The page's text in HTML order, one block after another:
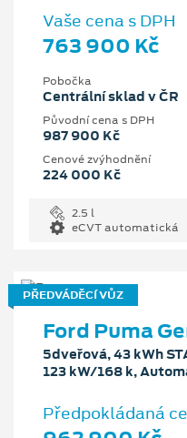
Vaše cena s DPH
763 900 Kč
Pobočka
Centrální sklad v ČR
Původní cena s DPH
987 900 Kč
Cenové zvýhodnění
224 000 Kč
2.5 l
eCVT automatická
PŘEDVÁDĚCÍ VŮZ
Ford Puma
5dveřová, 43 kWh
123 kW/168 k,
Předpokládaná